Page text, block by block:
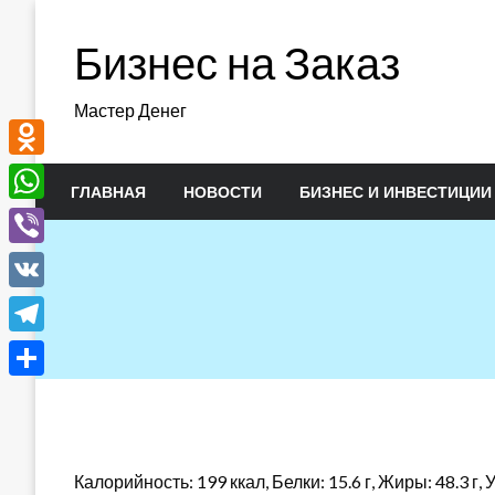
содержимомуБизнес на Заказ
Мастер Денег
ГЛАВНАЯ НОВОСТИ БИЗНЕС И ИНВЕСТИЦИИ
Калорийность: 199 ккал, Белки: 15.6 г, Жиры: 48.3 г,
Odnoklassniki
WhatsApp
Viber
VK
Telegram